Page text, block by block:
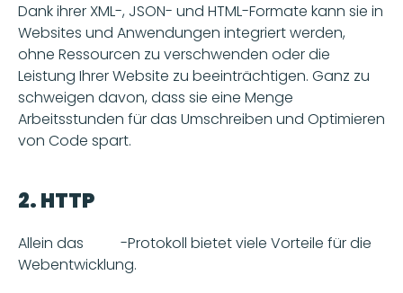
Dank ihrer XML-, JSON- und HTML-Formate kann sie in
Websites und Anwendungen integriert werden,
ohne Ressourcen zu verschwenden oder die
Leistung Ihrer Website zu beeinträchtigen. Ganz zu
schweigen davon, dass sie eine Menge
Arbeitsstunden für das Umschreiben und Optimieren
von Code spart.
2. HTTP
Allein das
-Protokoll bietet viele Vorteile für die
Webentwicklung.